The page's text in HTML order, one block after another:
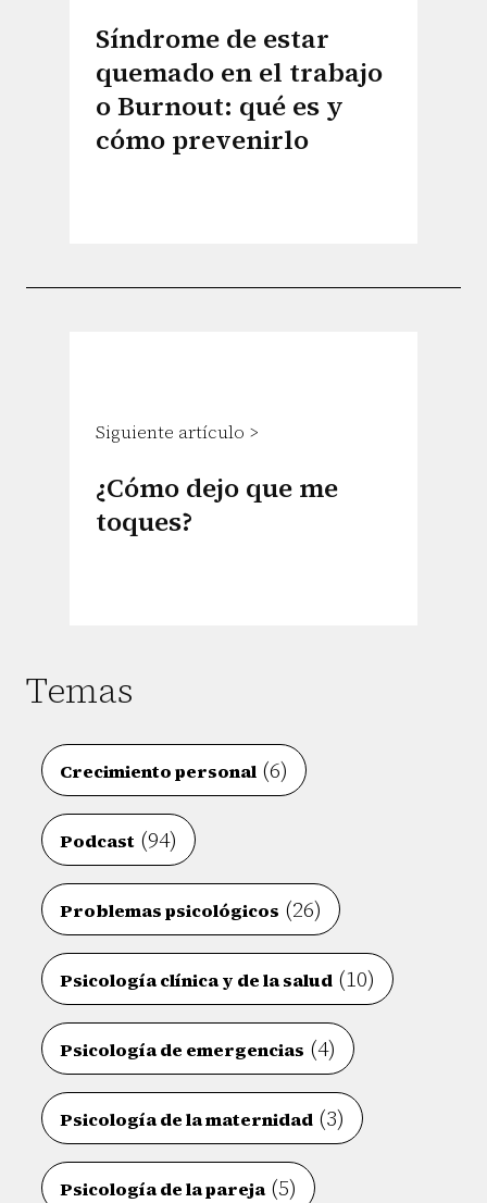
Síndrome de estar
quemado en el trabajo
o Burnout: qué es y
cómo prevenirlo
Siguiente artículo >
¿Cómo dejo que me
toques?
Temas
Crecimiento personal (6)
Podcast (94)
Problemas psicológicos (26)
Psicología clínica y de la salud (10)
Psicología de emergencias (4)
Psicología de la maternidad (3)
Psicología de la pareja(5)